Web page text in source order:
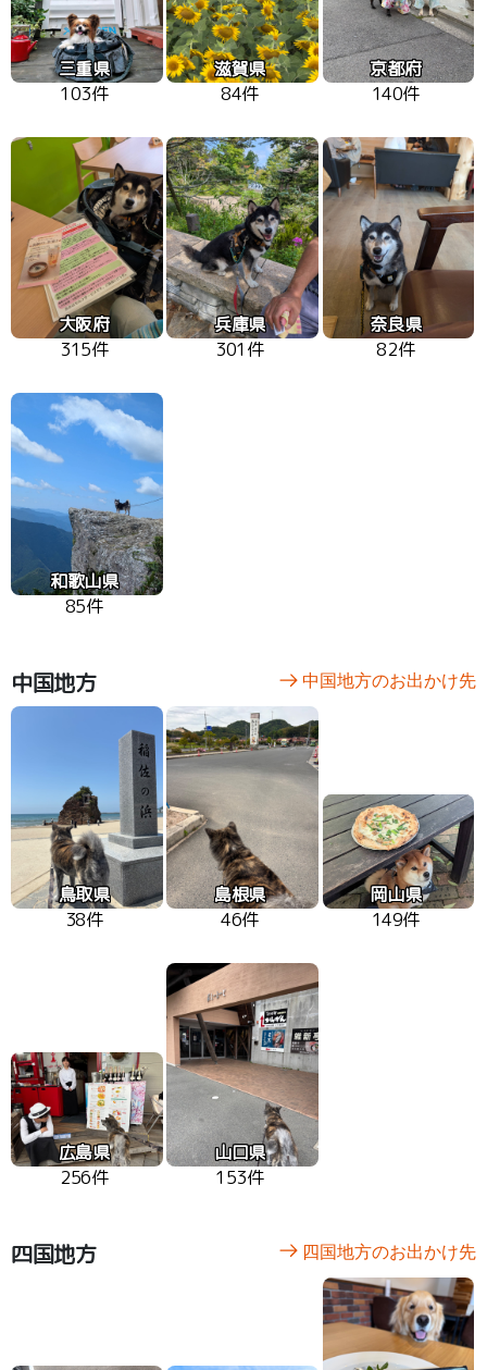
三重県
103件
滋賀県
84件
京都府
140件
大阪府
315件
兵庫県
301件
奈良県
82件
和歌山県
85件
中国地方 中国地方のお出かけ先
鳥取県
38件
島根県
46件
岡山県
149件
広島県
256件
山口県
153件
四国地方 四国地方のお出かけ先